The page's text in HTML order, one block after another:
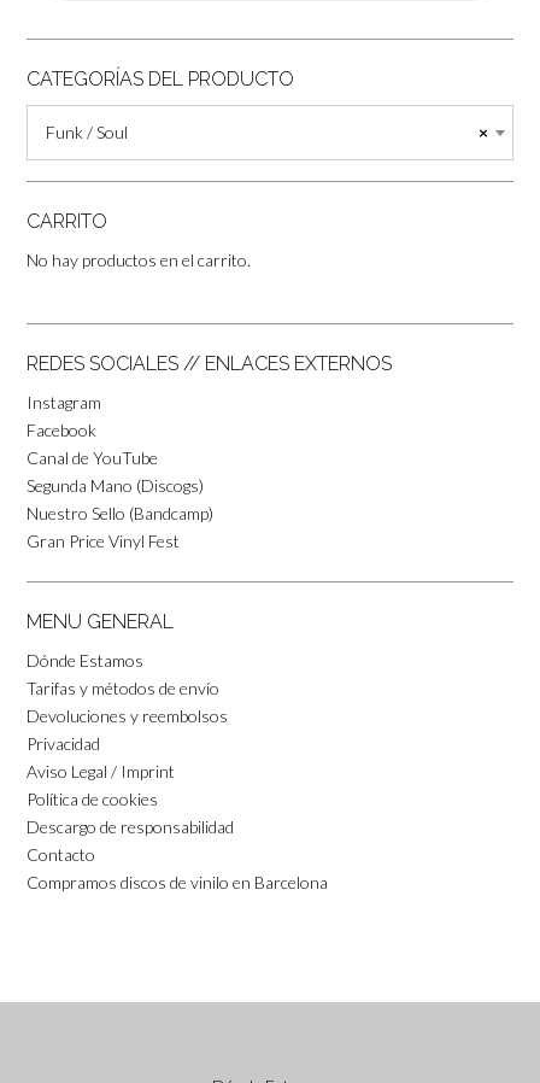
CATEGORÍAS DEL PRODUCTO
×
Funk / Soul
CARRITO
No hay productos en el carrito.
REDES SOCIALES // ENLACES EXTERNOS
Instagram
Facebook
Canal de YouTube
Segunda Mano (Discogs)
Nuestro Sello (Bandcamp)
Gran Price Vinyl Fest
MENU GENERAL
Dónde Estamos
Tarifas y métodos de envío
Devoluciones y reembolsos
Privacidad
Aviso Legal / Imprint
Política de cookies
Descargo de responsabilidad
Contacto
Compramos discos de vinilo en Barcelona